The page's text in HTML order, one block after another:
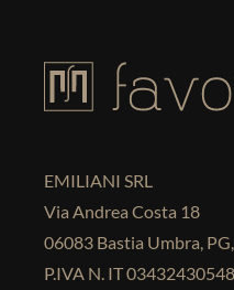
EMILIANI SRL
Via Andrea Costa 18
06083 Bastia Umbra,
P.IVA N. IT 03432430548